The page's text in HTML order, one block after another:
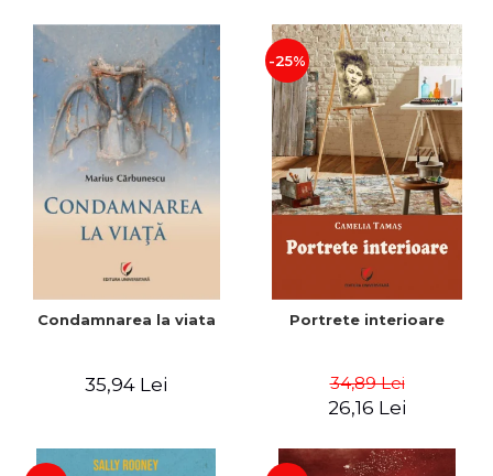
Condamnarea la viata
35,94 Lei
-25%
Portrete interioare
34,89 Lei
26,16 Lei